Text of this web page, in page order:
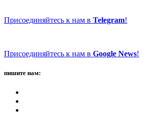
Присоединяйтесь к нам в Telegram!
Присоединяйтесь к нам в Google News!
пишите нам: